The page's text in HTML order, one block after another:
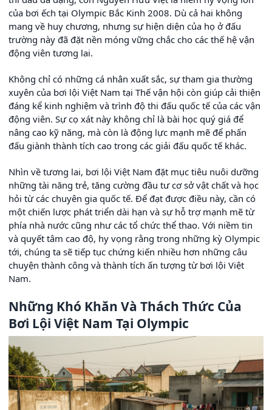
của bơi ếch tại Olympic Bắc Kinh 2008. Dù cả hai không
mang về huy chương, nhưng sự hiện diện của họ ở đấu
trường này đã đặt nền móng vững chắc cho các thế hệ vận
động viên tương lai.
Không chỉ có những cá nhân xuất sắc, sự tham gia thường
xuyên của bơi lội Việt Nam tại Thế vận hội còn giúp cải thiện
đáng kể kinh nghiệm và trình độ thi đấu quốc tế của các vận
động viên. Sự cọ xát này không chỉ là bài học quý giá để
nâng cao kỹ năng, mà còn là động lực mạnh mẽ để phấn
đấu giành thành tích cao trong các giải đấu quốc tế khác.
Nhìn về tương lai, bơi lội Việt Nam đặt mục tiêu nuôi dưỡng
những tài năng trẻ, tăng cường đầu tư cơ sở vật chất và học
hỏi từ các chuyên gia quốc tế. Để đạt được điều này, cần có
một chiến lược phát triển dài hạn và sự hỗ trợ mạnh mẽ từ
phía nhà nước cũng như các tổ chức thể thao. Với niềm tin
và quyết tâm cao độ, hy vọng rằng trong những kỳ Olympic
tới, chúng ta sẽ tiếp tục chứng kiến nhiều hơn những câu
chuyện thành công và thành tích ấn tượng từ bơi lội Việt
Nam.
Những Khó Khăn Và Thách Thức Của
Bơi Lội Việt Nam Tại Olympic